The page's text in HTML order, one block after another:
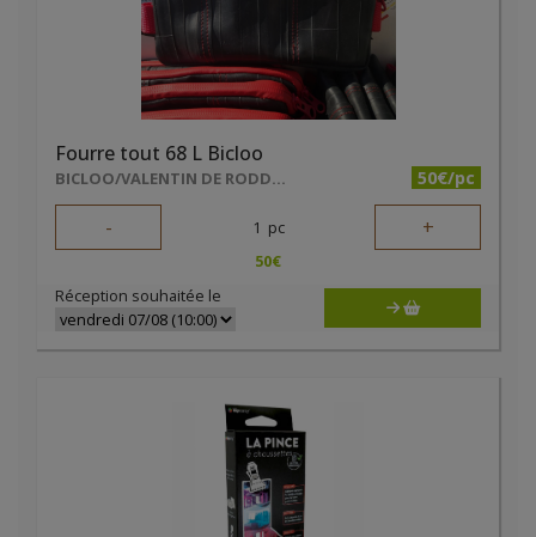
Fourre tout 68 L Bicloo
BICLOO/VALENTIN DE RODDER 50€/pc
- 1 pc +
50€
Réception souhaitée le